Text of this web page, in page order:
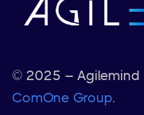
© 2025 – Agilemind
ComOne Group.